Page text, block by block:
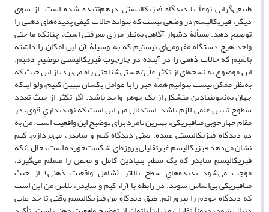
طبیعی‌گرایی نوعاً با دیدگاه فیزیکالیستی درهم‌تنیده شده است. از سوی
دیگر، فیزیکالیسم در وضعی نیست که بتواند حالات کیفی پدیده‌های ذهنی را
توضیح دهد. مسألۀ دشوار آگاهی به‌نظر مرزی معرفتی است، چنانکه ما حتی
واجد هیچ دستگاه مفهومی‌ای نیستیم که به وسیلۀ آن این امکان را داشته
باشیم که حالات ذهنی را در آینده در چارچوب فیزیکالیستی توضیح دهیم.
این موضوع به نسخه‌ای از تکثرِ علّی/هستی‌شناختی راه می‌برد، از این حیث که
به‌نظر ممکن نیست بتوانیم همه چیز را با عوامل یکسان تبیین کنیم، ولو اینکه
جهان به‌نحوبنیادین متشکل از یک جوهر واحد باشد. اگر تکثر از حیث تعدد
سطوح تبیین علمی لازم باشد، استدلال من این است که نوپدیداریِ قوی، در
مقام چهارچوبی متافیزیکی، بهترین نامزد برای توضیح این واقعیت است. من به
دو دیدگاه فیزیکالیستی عمده، یعنی دیدگاه کیم و سایدر، می‌پردازم. کیم
نشان می‌دهد فیزیکالیسم غیرتقلیلی پروژه‌ای شکست‌خورده است، حال آنکه
فیزیکالیسمِ سایدر که یک سطح بنیادینِ کامل و محض را مسلم می‌گیرد،
موجب می‌شود پدیده‌هایِ سطح بالاتر (شامل واقعیت ذهنی) از حیث
متافیزیکی بی‌اساس شوند. در رابطه با آراء کیم و سایدر، تلاش من این است
که دیدگاه خودم را بپرورانم. طبق دیدگاه من فیزیکالیسم وقتی تا حد غایی